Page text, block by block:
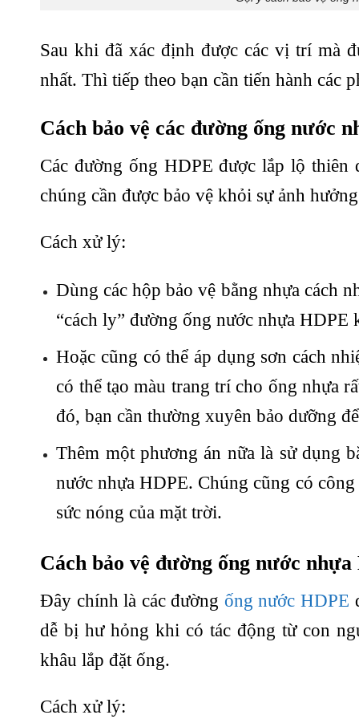
Sau khi đã xác định được các vị trí mà
nhất. Thì tiếp theo bạn cần tiến hành các
Cách bảo vệ các đường ống nước
Các đường ống HDPE được lắp lộ
chúng cần được bảo vệ khỏi sự ảnh
Cách xử lý:
Dùng các hộp bảo vệ bằng nhựa cách
“cách ly” đường ống nước nhựa HDPE
Hoặc cũng có thể áp dụng sơn cách
có thể tạo màu trang trí cho ống nhựa
đó, bạn cần thường xuyên bảo dưỡng
Thêm một phương án nữa là sử dụng
nước nhựa HDPE. Chúng cũng có
sức nóng của mặt trời.
Cách bảo vệ đường ống nước
Đây chính là các đường ống nước HDPE
dễ bị hư hỏng khi có tác động từ con
khâu lắp đặt ống.
Cách xử lý: